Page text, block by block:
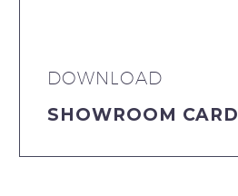
DOWNLOAD
SHOWROOM CARD